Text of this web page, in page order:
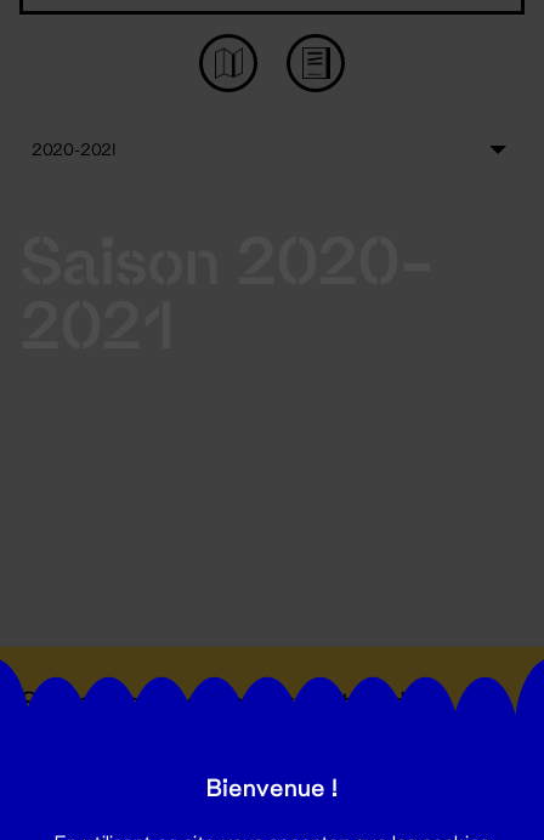
Suivez toutes les actualités du
Bienvenue !